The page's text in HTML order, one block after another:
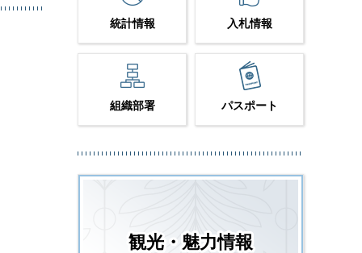
統計情報 入札情報
組織部署 パスポート
観光・魅力情報